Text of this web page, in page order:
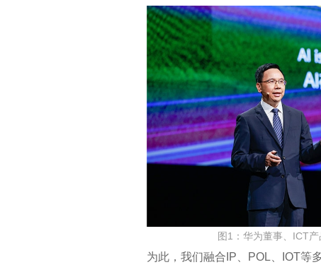
图1：华为董事、ICT
为此，我们融合IP、POL、IOT等